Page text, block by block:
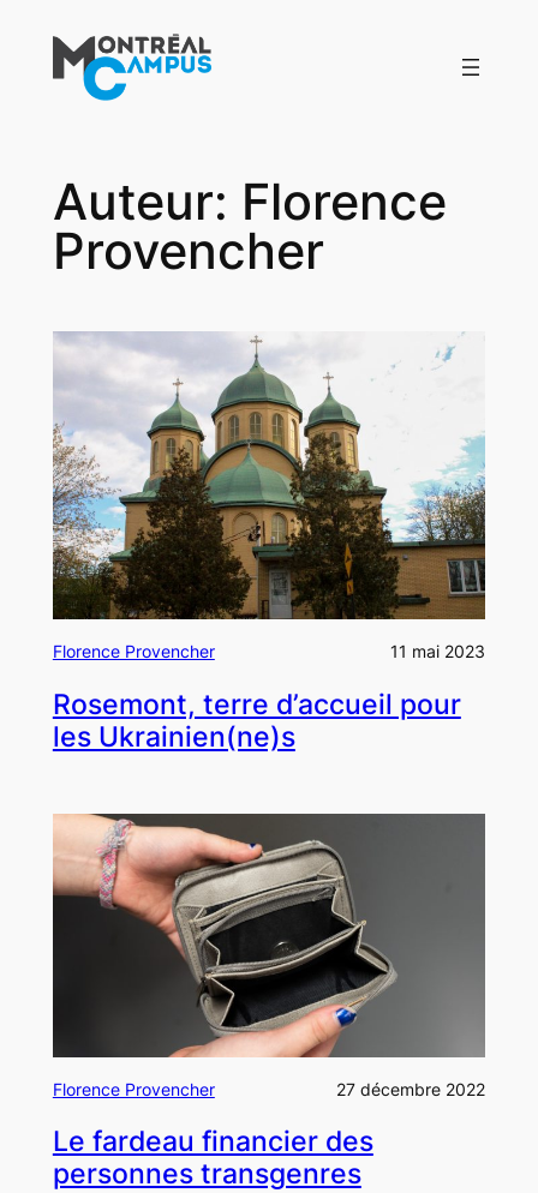
contenu
Auteur: Florence
Provencher
Florence Provencher 11 mai 2023
Rosemont, terre d’accueil pour
les Ukrainien(ne)s
Florence Provencher 27 décembre 2022
Le fardeau financier des
personnes transgenres